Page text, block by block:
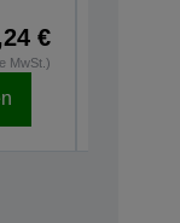
€
MwSt.)